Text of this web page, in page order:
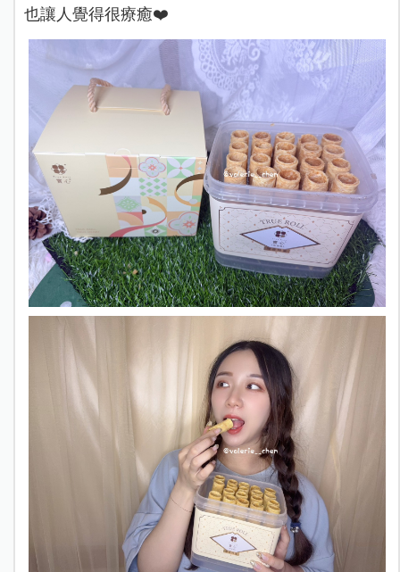
也讓人覺得很療癒❤️